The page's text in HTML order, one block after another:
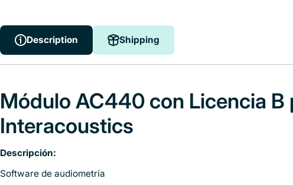
Description
Shipping
Módulo AC440 con Licencia
Interacoustics
Descripción:
Software de audiometría